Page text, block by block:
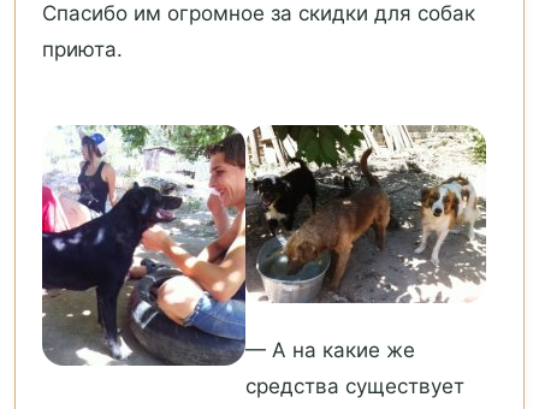
Спасибо им огромное за скидки для собак
приюта.
— А на какие же
средства существует